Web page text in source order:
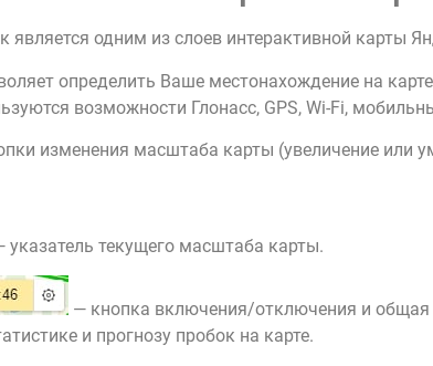
является одним из слоев интерактивной карты
определить Ваше местонахождение на
возможности Глонасс, GPS, Wi-Fi,
изменения масштаба карты (увеличение или
указатель текущего масштаба карты.
— кнопка включения/отключения и
и прогнозу пробок на карте.